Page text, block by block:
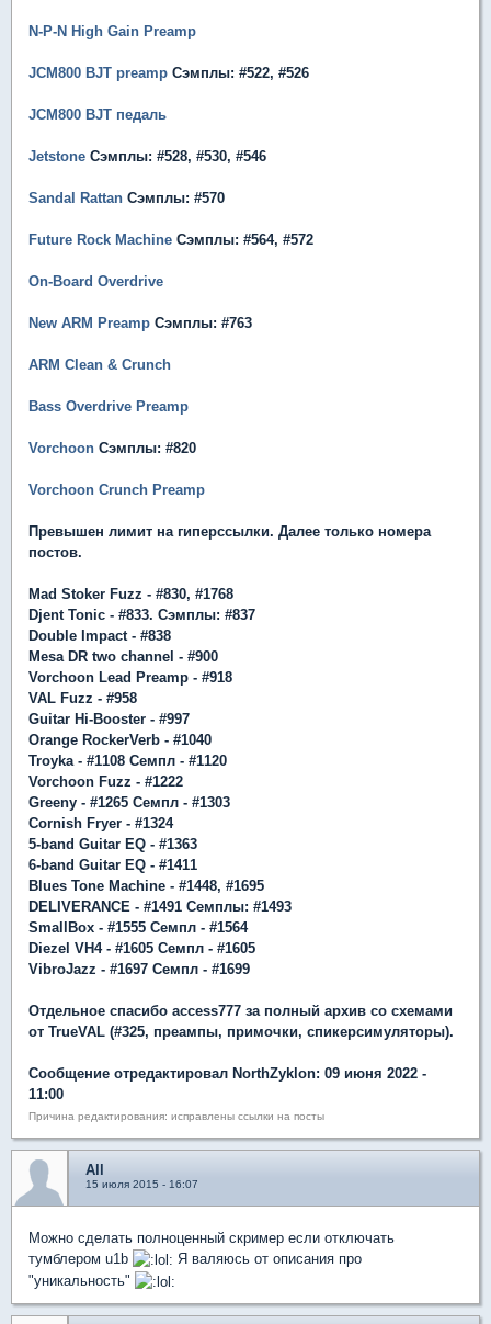
N-P-N High Gain Preamp
JCM800 BJT preamp Сэмплы: #522, #526
JCM800 BJT педаль
Jetstone Сэмплы: #528, #530, #546
Sandal Rattan Сэмплы: #570
Future Rock Machine Сэмплы: #564, #572
On-Board Overdrive
New ARM Preamp Сэмплы: #763
ARM Clean & Crunch
Bass Overdrive Preamp
Vorchoon Сэмплы: #820
Vorchoon Crunch Preamp
Превышен лимит на гиперссылки. Далее только номера
постов.
Mad Stoker Fuzz - #830, #1768
Djent Tonic - #833. Сэмплы: #837
Double Impact - #838
Mesa DR two channel - #900
Vorchoon Lead Preamp - #918
VAL Fuzz - #958
Guitar Hi-Booster - #997
Orange RockerVerb - #1040
Troyka - #1108 Семпл - #1120
Vorchoon Fuzz - #1222
Greeny - #1265 Семпл - #1303
Сornish Fryer - #1324
5-band Guitar EQ - #1363
6-band Guitar EQ - #1411
Blues Tone Machine - #1448, #1695
DELIVERANCE - #1491 Семплы: #1493
SmallBox - #1555 Семпл - #1564
Diezel VH4 - #1605 Семпл - #1605
VibroJazz - #1697 Cемпл - #1699
Отдельное спасибо access777 за полный архив со схемами
от TrueVAL (#325, преампы, примочки, спикерсимуляторы).
Сообщение отредактировал NorthZyklon: 09 июня 2022 -
11:00
Причина редактирования: исправлены ссылки на посты
All
15 июля 2015 - 16:07
Можно сделать полноценный скример если отключать
тумблером u1b
Я валяюсь от описания про
"уникальность"